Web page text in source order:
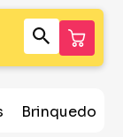
Brinquedos